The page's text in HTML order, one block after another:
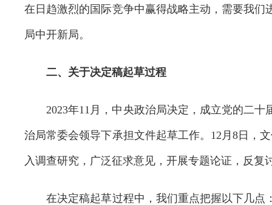
在日趋激烈的国际竞争中赢得战略主动，需要我
局中开新局。
二、关于决定稿起草过程
2023年11月，中央政治局决定，成立党的二十
治局常委会领导下承担文件起草工作。12月8日，
入调查研究，广泛征求意见，开展专题论证，反复
在决定稿起草过程中，我们重点把握以下几点